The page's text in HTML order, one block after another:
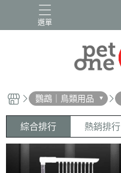
選單
鸚鵡｜鳥類用品
綜合排行 熱銷排行